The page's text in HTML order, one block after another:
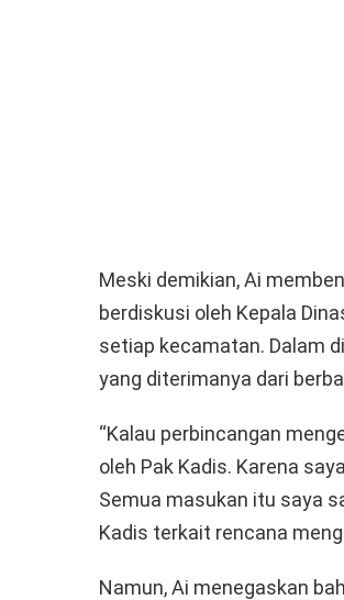
Meski demikian, Ai
berdiskusi oleh Kepala
setiap kecamatan. Dalam
yang diterimanya dari
“Kalau perbincangan
oleh Pak Kadis. Karena
Semua masukan itu saya
Kadis terkait rencana
Namun, Ai menegaskan